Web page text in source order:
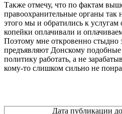
Также отмечу, что по фактам
правоохранительные органы
этого мы и обратились к
копейки оплачивали и
Поэтому мне откровенно стыдно
предъявляют Донскому
политику работать, а не
кому-то слишком сильно не
Дата публикации